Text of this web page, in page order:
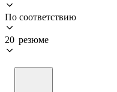
По соответствию
20 резюме